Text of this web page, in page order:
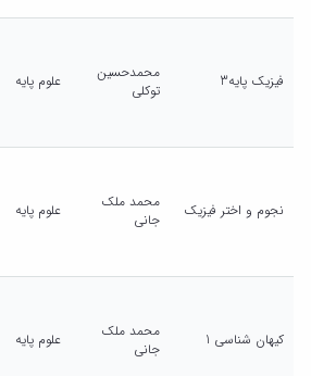
فیزیک پایه3
محمدحسین
توکلی
علوم پایه
نجوم و اختر فیزیک
محمد ملک
جانی
علوم پایه
کیهان شناسی 1
محمد ملک
جانی
علوم پایه